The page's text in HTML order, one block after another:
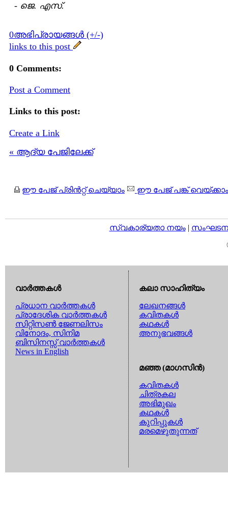
- ജെ. എസ്.
0അഭിപ്രായങ്ങള്‍ (+/-)
links to this post
0 Comments:
Post a Comment
Links to this post:
Create a Link
« ആദ്യ പേജിലേക്ക്
ഈ പേജ് പ്രിന്‍റ്റ് ചെയ്യാം ഈ പേജ് പങ്ക് വെയ്ക്കാം
സ്വകാര്യതാ നയം|
വാര്‍ത്തകള്‍
പ്രധാന വാര്‍ത്തകള്‍
പ്രാദേശിക വാര്‍ത്തകള്‍
സിറ്റിസണ്‍ ജേണലിസം
വിനോദം, സിനിമ
ബിസിനസ്സ് വാര്‍ത്തകള്‍
News in English
കലാ സാഹിത്യം
ലേഖനങ്ങള്‍
കവിതകള്‍
കഥകള്‍
അനുഭവങ്ങള്‍
മഞ്ഞ (മാഗസിന്‍)
കവിതകള്‍
ചിത്രകല
അഭിമുഖം
കഥകള്‍
കുറിപ്പുകള്‍
മരമെഴുതുന്നത്